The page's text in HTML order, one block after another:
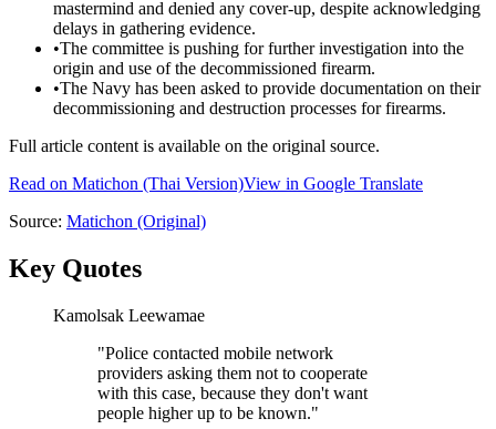
mastermind and denied any cover-up, despite acknowledging
delays in gathering evidence.
•The committee is pushing for further investigation into the
origin and use of the decommissioned firearm.
•The Navy has been asked to provide documentation on their
decommissioning and destruction processes for firearms.
Full article content is available on the original source.
Read on Matichon (Thai Version)View in Google Translate
Source: Matichon (Original)
Key Quotes
Kamolsak Leewamae
"Police contacted mobile network
providers asking them not to cooperate
with this case, because they don't want
people higher up to be known."